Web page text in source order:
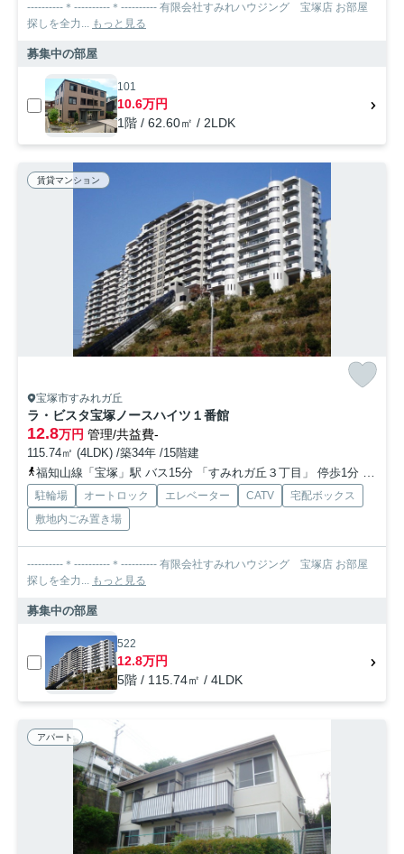
----------＊----------＊---------- 有限会社すみれハウジング 宝塚店 お部屋
探しを全力... もっと見る
募集中の部屋
101
10.6万円
1階 / 62.60㎡ / 2LDK
賃貸マンション
宝塚市すみれガ丘
ラ・ビスタ宝塚ノースハイツ１番館
12.8万円 管理/共益費-
115.74㎡ (4LDK) /築34年 /15階建
福知山線「宝塚」駅 バス15分 「すみれガ丘３丁目」 停歩1分
阪急
駐輪場 オートロック エレベーター CATV
宅配ボックス
敷地内ごみ置き場
----------＊----------＊---------- 有限会社すみれハウジング 宝塚店 お部屋
探しを全力... もっと見る
募集中の部屋
522
12.8万円
5階 / 115.74㎡ / 4LDK
アパート